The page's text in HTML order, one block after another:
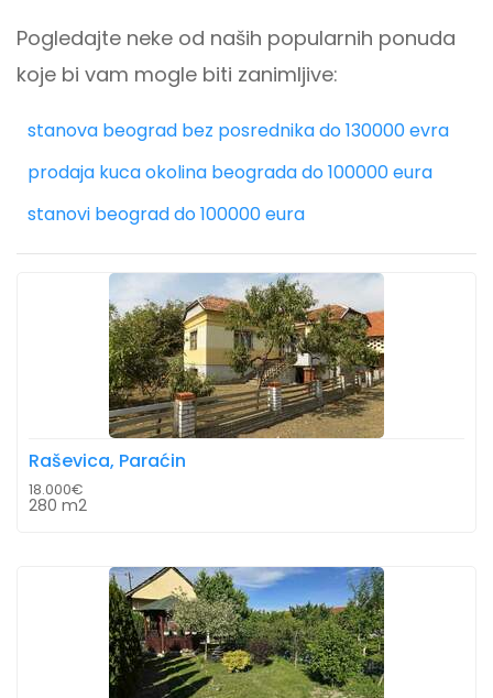
Pogledajte neke od naših popularnih ponuda
koje bi vam mogle biti zanimljive:
stanova beograd bez posrednika do 130000 evra
prodaja kuca okolina beograda do 100000 eura
stanovi beograd do 100000 eura
Raševica, Paraćin
18.000€
280 m2